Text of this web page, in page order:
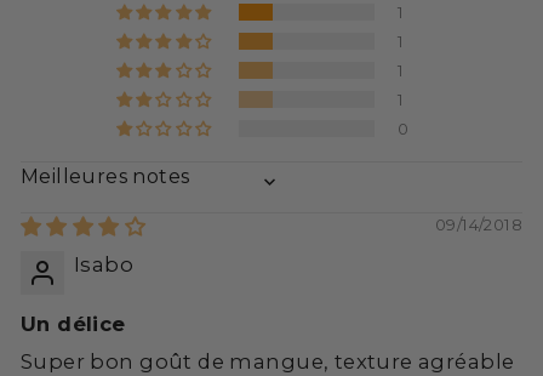
1
1
1
1
0
09/14/2018
Isabo
Un délice
Super bon goût de mangue, texture agréable